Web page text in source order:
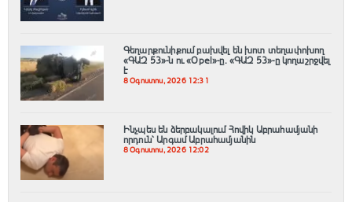
Գեղարքունիքում բախվել են խոտ տեղափոխող
«ԳԱԶ 53»-ն ու «Opel»-ը. «ԳԱԶ 53»-ը կողաշրջվել
է
8 Օգոստոս, 2026 12:31
Ինչպես են ձերբակալում Հովիկ Աբրահամյանի
որդուն՝ Արգամ Աբրահամյանին
8 Օգոստոս, 2026 12:02